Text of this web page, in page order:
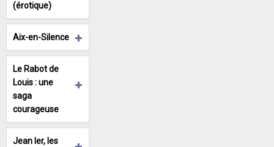
(érotique)
Aix-en-Silence
Le Rabot de
Louis : une
saga
courageuse
Jean Ier, les